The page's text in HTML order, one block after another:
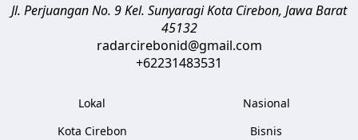
Jl. Perjuangan No. 9 Kel. SunyaragiKota Cirebon, Jawa Barat
45132
radarcirebonid@gmail.com
+62231483531
Lokal
Kota Cirebon
Nasional
Bisnis